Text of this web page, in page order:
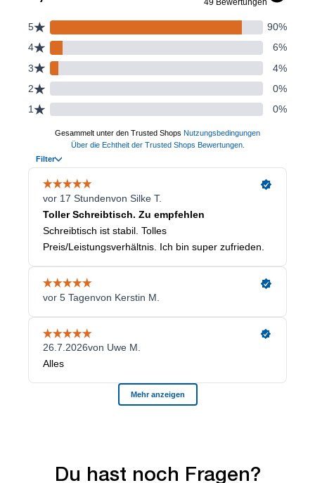
Du hast noch Fragen?